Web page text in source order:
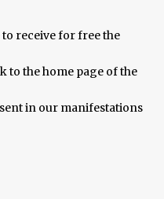
receive for free the
to the home page of the
in our manifestations